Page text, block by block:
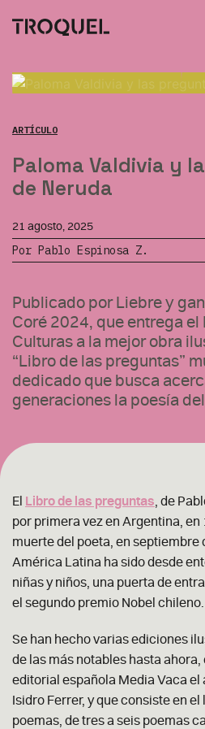
ARTÍCULO
Paloma Valdivia y
de Neruda
21 agosto, 2025
Por Pablo Espinosa Z.
Publicado por Liebre y
Coré 2024, que entrega
Culturas a la mejor obra
“Libro de las preguntas”
dedicado que busca
generaciones la poesía
El Libro de las preguntas, de
por primera vez en Argentina, en
muerte del poeta, en septiembre
América Latina ha sido desde
niñas y niños, una puerta de
el segundo premio Nobel chileno.
Se han hecho varias ediciones
de las más notables hasta ahora,
editorial española Media Vaca el
Isidro Ferrer, y que consiste en
poemas, de tres a seis poemas